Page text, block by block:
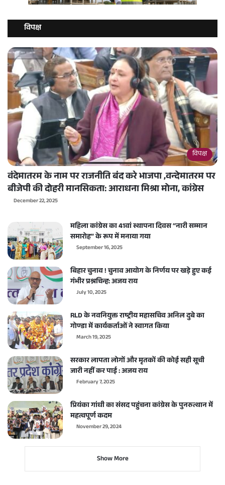
विपक्ष
विपक्ष
वंदेमातरम के नाम पर राजनीति बंद करे भाजपा ,वन्देमातरम पर
बीजेपी की दोहरी मानसिकता: आराधना मिश्रा मोना, कांग्रेस
December 22, 2025
महिला कांग्रेस का 41वां स्थापना दिवस “नारी सम्मान
समारोह” के रूप में मनाया गया
September 16, 2025
बिहार चुनाव ! चुनाव आयोग के निर्णय पर खड़े हुए कई
गंभीर प्रश्नचिन्ह: अजय राय
July 10, 2025
RLD के नवनियुक्त राष्ट्रीय महासचिव अनिल दुबे का
गोण्डा में कार्यकर्ताओं ने स्वागत किया
March 19, 2025
सरकार लापता लोगों और मृतकों की कोई सही सूची
जारी नहीं कर पाई : अजय राय
February 7, 2025
प्रियंका गांधी का संसद पहुंचना कांग्रेस के पुनरुत्थान में
महत्वपूर्ण कदम
November 29, 2024
Show More